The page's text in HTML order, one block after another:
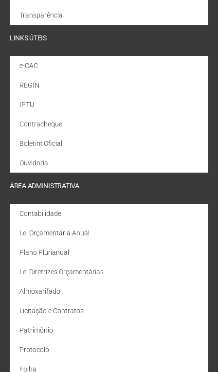
Transparência
LINKS ÚTEIS
e-CAC
REGIN
IPTU
Contracheque
Boletim Oficial
Ouvidoria
ÁREA ADMINISTRATIVA
Contabilidade
Lei Orçamentária Anual
Plano Plurianual
Lei Diretrizes Orçamentárias
Almoxarifado
Licitação e Contratos
Patrimônio
Protocolo
Folha